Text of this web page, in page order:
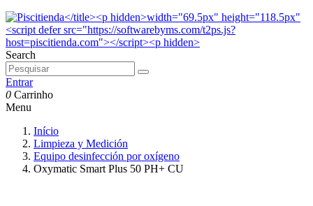
Search
Entrar
0 Carrinho
Menu
Início
Limpieza y Medición
Equipo desinfección por oxígeno
Oxymatic Smart Plus 50 PH+ CU